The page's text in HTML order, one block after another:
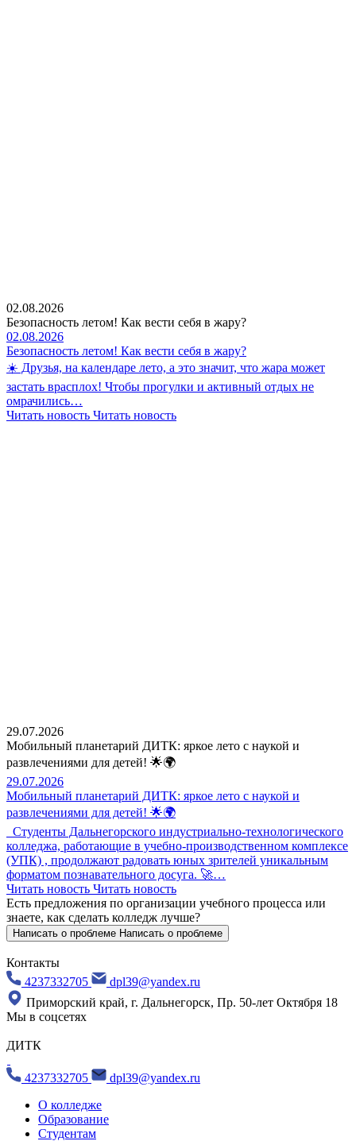
02.08.2026
Безопасность летом! Как вести себя в жару?
02.08.2026
Безопасность летом! Как вести себя в жару?
☀️ Друзья, на календаре лето, а это значит, что жара может
застать врасплох! Чтобы прогулки и активный отдых не
омрачились…
Читать новость Читать новость
29.07.2026
Мобильный планетарий ДИТК: яркое лето с наукой и
развлечениями для детей! 🌟🌍
29.07.2026
Мобильный планетарий ДИТК: яркое лето с наукой и
развлечениями для детей! 🌟🌍
Студенты Дальнегорского индустриально-технологического
колледжа, работающие в учебно-производственном комплексе
(УПК) , продолжают радовать юных зрителей уникальным
форматом познавательного досуга. 🚀…
Читать новость Читать новость
Есть предложения по организации учебного процесса или
знаете, как сделать колледж лучше?
Написать о проблеме Написать о проблеме
Контакты
4237332705
dpl39@yandex.ru
Приморский край, г. Дальнегорск, Пр. 50-лет Октября 18
Мы в соцсетях
ДИТК
4237332705
dpl39@yandex.ru
О колледже
Образование
Студентам